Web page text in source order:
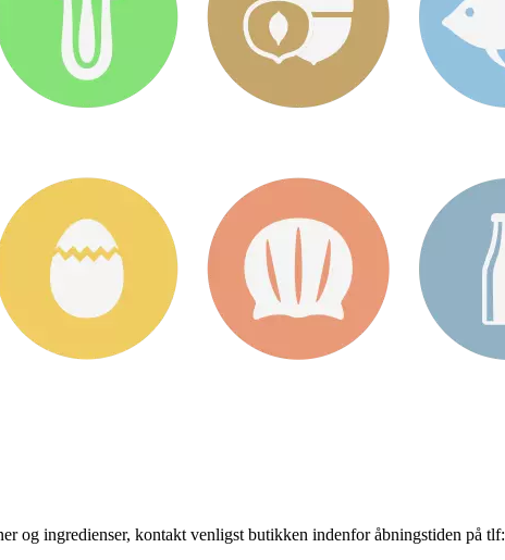
og ingredienser, kontakt venligst butikken indenfor åbningstiden på tlf: